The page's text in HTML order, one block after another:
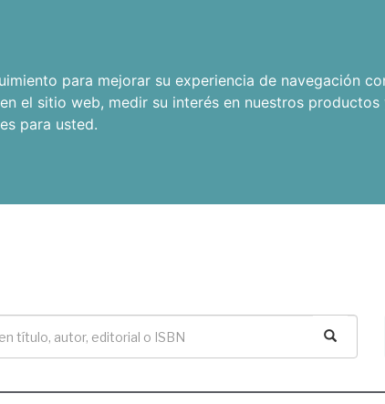
para mejorar su experiencia de navegación
el sitio web, medir su interés en nuestros
para usted.